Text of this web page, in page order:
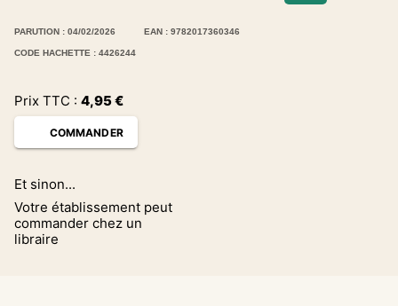
PARUTION : 04/02/2026 EAN : 9782017360346
CODE HACHETTE : 4426244
Prix TTC : 4,95€
COMMANDER
Et sinon...
Votre établissement peut
commander chez un
libraire